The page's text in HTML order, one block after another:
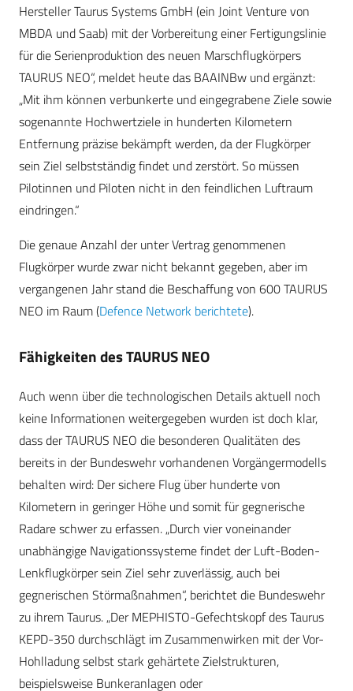
Hersteller Taurus Systems GmbH (ein Joint Venture von
MBDA und Saab) mit der Vorbereitung einer Fertigungslinie
für die Serienproduktion des neuen Marschflugkörpers
TAURUS NEO“, meldet heute das BAAINBw und ergänzt:
„Mit ihm können verbunkerte und eingegrabene Ziele sowie
sogenannte Hochwertziele in hunderten Kilometern
Entfernung präzise bekämpft werden, da der Flugkörper
sein Ziel selbstständig findet und zerstört. So müssen
Pilotinnen und Piloten nicht in den feindlichen Luftraum
eindringen.“
Die genaue Anzahl der unter Vertrag genommenen
Flugkörper wurde zwar nicht bekannt gegeben, aber im
vergangenen Jahr stand die Beschaffung von 600 TAURUS
NEO im Raum (Defence Network berichtete).
Fähigkeiten des TAURUS NEO
Auch wenn über die technologischen Details aktuell noch
keine Informationen weitergegeben wurden ist doch klar,
dass der TAURUS NEO die besonderen Qualitäten des
bereits in der Bundeswehr vorhandenen Vorgängermodells
behalten wird: Der sichere Flug über hunderte von
Kilometern in geringer Höhe und somit für gegnerische
Radare schwer zu erfassen. „Durch vier voneinander
unabhängige Navigationssysteme findet der Luft-Boden-
Lenkflugkörper sein Ziel sehr zuverlässig, auch bei
gegnerischen Störmaßnahmen“, berichtet die Bundeswehr
zu ihrem Taurus. „Der MEPHISTO-Gefechtskopf des Taurus
KEPD-350 durchschlägt im Zusammenwirken mit der Vor-
Hohlladung selbst stark gehärtete Zielstrukturen,
beispielsweise Bunkeranlagen oder